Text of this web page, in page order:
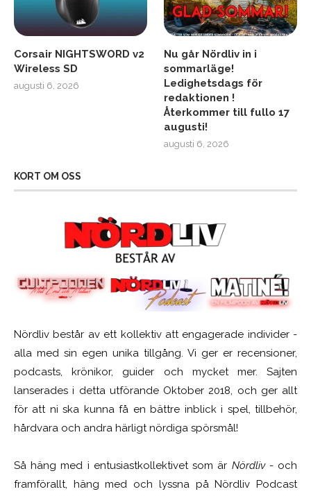
Corsair NIGHTSWORD v2
Wireless SD
augusti 6, 2026
Nu går Nördliv in i
sommarläge!
Ledighetsdags för
redaktionen !
Återkommer till fullo 17
augusti!
augusti 6, 2026
KORT OM OSS
Nördliv består av ett kollektiv att engagerade individer -
alla med sin egen unika tillgång. Vi ger er recensioner,
podcasts, krönikor, guider och mycket mer. Sajten
lanserades i detta utförande Oktober 2018, och ger allt
för att ni ska kunna få en bättre inblick i spel, tillbehör,
hårdvara och andra härligt nördiga spörsmål!
Så häng med i entusiastkollektivet som är Nördliv- och
framförallt, häng med och lyssna på Nördliv Podcast